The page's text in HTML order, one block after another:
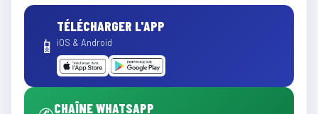
📱
TÉLÉCHARGER L'APP
iOS & Android
CHAÎNE WHATSAPP